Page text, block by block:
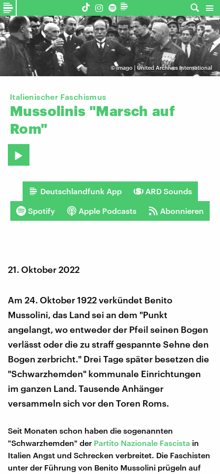
©imago | United Archives International
Italienischer Faschismus
Mussolinis "Marsch auf
Rom"
Deutschlandfunk App ARD Sounds
Spotify Apple Podcasts Abonnieren
21. Oktober 2022
Am 24. Oktober 1922 verkündet Benito
Mussolini, das Land sei an dem "Punkt
angelangt, wo entweder der Pfeil seinen Bogen
verlässt oder die zu straff gespannte Sehne den
Bogen zerbricht." Drei Tage später besetzen die
"Schwarzhemden" kommunale Einrichtungen
im ganzen Land. Tausende Anhänger
versammeln sich vor den Toren Roms.
Seit Monaten schon haben die sogenannten
"Schwarzhemden" der Partito Nazionale Fascista in
Italien Angst und Schrecken verbreitet. Die Faschisten
unter der Führung von Benito Mussolini prügeln auf